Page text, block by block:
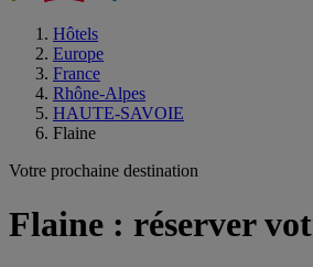
Hôtels
Europe
France
Rhône-Alpes
HAUTE-SAVOIE
Flaine
Votre prochaine destination
Flaine : réserver